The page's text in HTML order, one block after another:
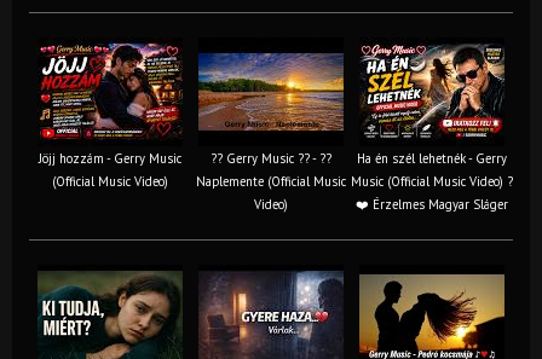
Jöjj hozzám - Gerry Music
(Official Music Video)
?? Gerry Music ?? - ??
Naplemente (Official Music
Video)
Ha én szél lehetnék - Gerry
Music (Official Music Video) ?️
❤️ Érzelmes Magyar Sláger